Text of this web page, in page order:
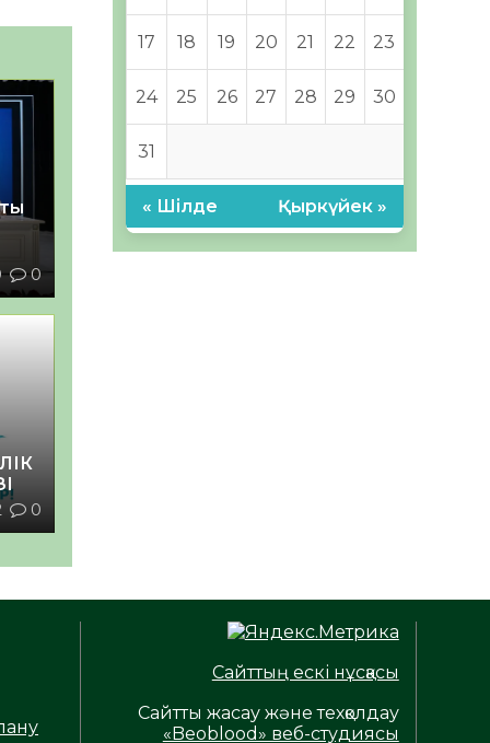
0
0
17 18 19 20 21 22 23
24 25 26 27 28 29 30
31
« Шілде Қыркүйек »
Сайттың ескі нұсқасы
Сайтты жасау және техқолдау
«Beoblood» веб-студиясы